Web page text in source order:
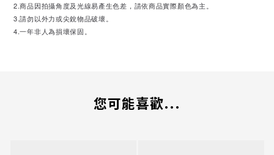
2.商品因拍攝角度及光線易產生色差，請依商品實際顏色為主。
3.請勿以外力或尖銳物品破壞。
4.一年非人為損壞保固。
您可能喜歡...